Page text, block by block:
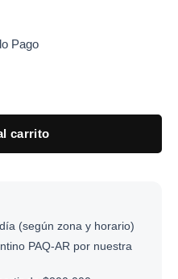
Pago
carrito
(según zona y horario)
PAQ-AR por nuestra